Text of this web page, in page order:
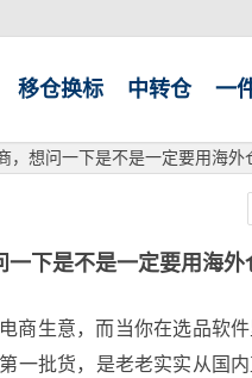
移仓换标 中转仓 一
，想问一下是不是一定要用海外
下是不是一定要用海外
商生意，而当你在选品软
一批货，是老老实实从国